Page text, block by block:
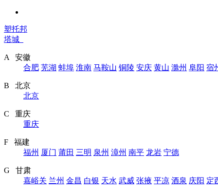
塑托邦
塔城
A 安徽
合肥 芜湖 蚌埠 淮南 马鞍山 铜陵 安庆 黄山 滁州 阜阳 宿
B 北京
北京
C 重庆
重庆
F 福建
福州 厦门 莆田 三明 泉州 漳州 南平 龙岩 宁德
G 甘肃
嘉峪关 兰州 金昌 白银 天水 武威 张掖 平凉 酒泉 庆阳 定